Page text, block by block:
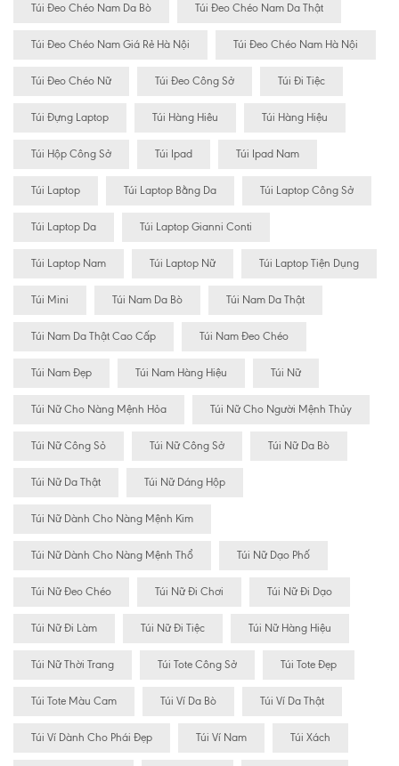
Túi Đeo Chéo Nam Da Bò Túi Đeo Chéo Nam Da Thật
Túi Đeo Chéo Nam Giá Rẻ Hà Nội Túi Đeo Chéo Nam Hà Nội
Túi Đeo Chéo Nữ Túi Đeo Công Sở Túi Đi Tiệc
Túi Đựng Laptop Túi Hàng Hiêu Túi Hàng Hiệu
Túi Hộp Công Sở Túi Ipad Túi Ipad Nam
Túi Laptop Túi Laptop Bằng Da Túi Laptop Công Sở
Túi Laptop Da Túi Laptop Gianni Conti
Túi Laptop Nam Túi Laptop Nữ Túi Laptop Tiện Dụng
Túi Mini Túi Nam Da Bò Túi Nam Da Thật
Túi Nam Da Thật Cao Cấp Túi Nam Đeo Chéo
Túi Nam Đẹp Túi Nam Hàng Hiệu Túi Nữ
Túi Nữ Cho Nàng Mệnh Hỏa Túi Nữ Cho Người Mệnh Thủy
Túi Nữ Công Sỏ Túi Nữ Công Sở Túi Nữ Da Bò
Túi Nữ Da Thật Túi Nữ Dáng Hộp
Túi Nữ Dành Cho Nàng Mệnh Kim
Túi Nữ Dành Cho Nàng Mệnh Thổ Túi Nữ Dạo Phố
Túi Nữ Đeo Chéo Túi Nữ Đi Chơi Túi Nữ Đi Dạo
Túi Nữ Đi Làm Túi Nữ Đi Tiệc Túi Nữ Hàng Hiệu
Túi Nữ Thời Trang Túi Tote Công Sở Túi Tote Đẹp
Túi Tote Màu Cam Túi Ví Da Bò Túi Ví Da Thật
Túi Ví Dành Cho Phái Đẹp Túi Ví Nam Túi Xách